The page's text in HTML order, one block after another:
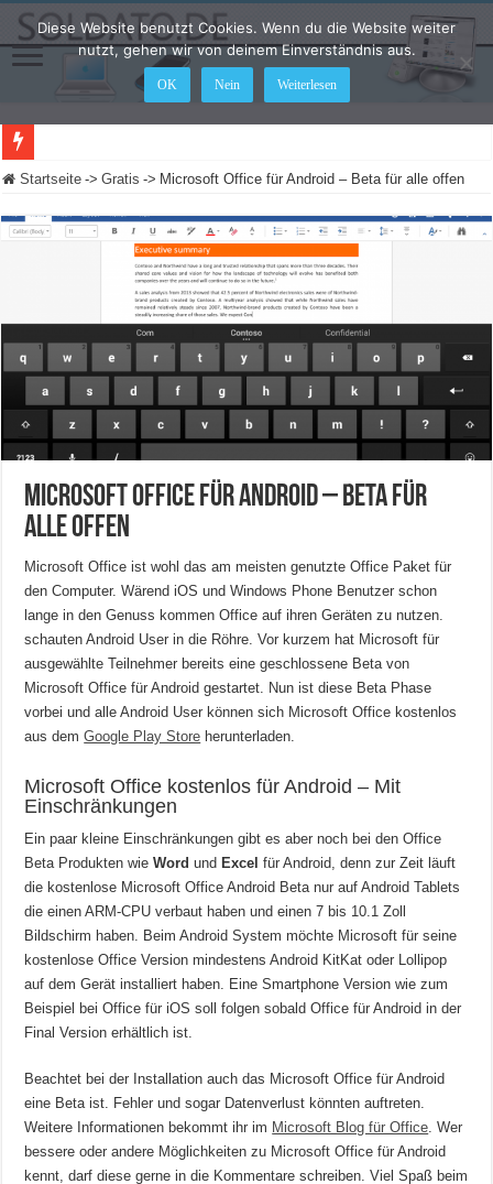
Startseite -> Gratis -> Microsoft Office für Android – Beta für alle offen
Microsoft Office für Android – Beta für
alle offen
Microsoft Office ist wohl das am meisten genutzte Office Paket für
den Computer. Wärend iOS und Windows Phone Benutzer schon
lange in den Genuss kommen Office auf ihren Geräten zu nutzen.
schauten Android User in die Röhre. Vor kurzem hat Microsoft für
ausgewählte Teilnehmer bereits eine geschlossene Beta von
Microsoft Office für Android gestartet. Nun ist diese Beta Phase
vorbei und alle Android User können sich Microsoft Office kostenlos
aus demGoogle Play Store herunterladen.
Microsoft Office kostenlos für Android – Mit
Einschränkungen
Ein paar kleine Einschränkungen gibt es aber noch bei den Office
Beta Produkten wieWord und Excel für Android, denn zur Zeit läuft
die kostenlose Microsoft Office Android Beta nur auf Android Tablets
die einen ARM-CPU verbaut haben und einen 7 bis 10.1 Zoll
Bildschirm haben. Beim Android System möchte Microsoft für seine
kostenlose Office Version mindestens Android KitKat oder Lollipop
auf dem Gerät installiert haben. Eine Smartphone Version wie zum
Beispiel bei Office für iOS soll folgen sobald Office für Android in der
Final Version erhältlich ist.
Beachtet bei der Installation auch das Microsoft Office für Android
eine Beta ist. Fehler und sogar Datenverlust könnten auftreten.
Weitere Informationen bekommt ihr im Microsoft Blog für Office. Wer
bessere oder andere Möglichkeiten zu Microsoft Office für Android
kennt, darf diese gerne in die Kommentare schreiben. Viel Spaß beim
Diese Website benutzt Cookies. Wenn du die Website weiter
nutzt, gehen wir von deinem Einverständnis aus.
OK Nein Weiterlesen